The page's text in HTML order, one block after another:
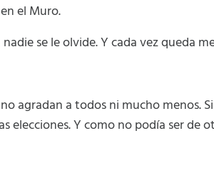
el Muro.
nadie se le olvide. Y cada vez queda
no agradan a todos ni mucho menos.
elecciones. Y como no podía ser de